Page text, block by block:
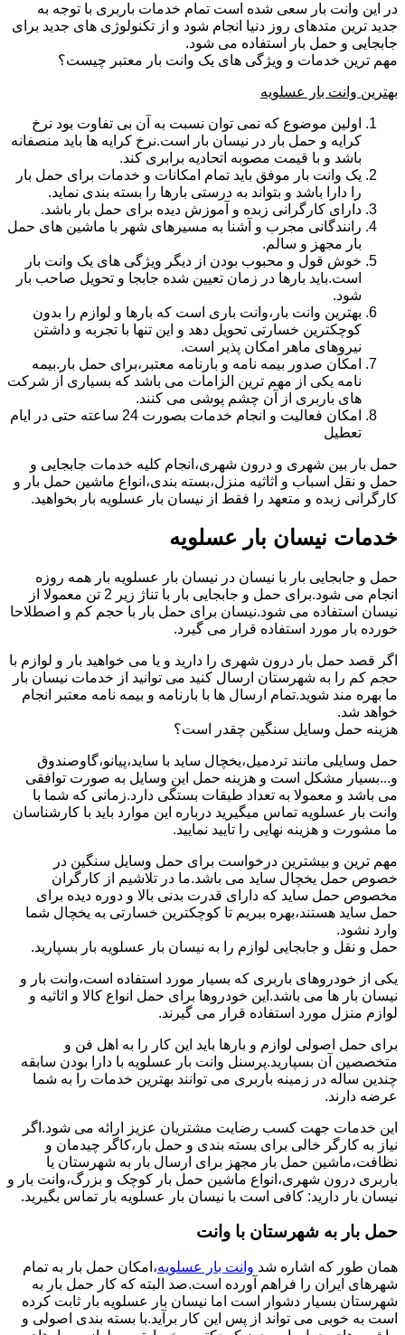
در این وانت بار سعی شده است تمام خدمات باربری با توجه به
جدید ترین متدهای روز دنیا انجام شود و از تکنولوژی های جدید برای
جابجایی و حمل بار استفاده می شود.
مهم ترین خدمات و ویژگی های یک وانت بار معتبر چیست؟
بهترین وانت بار عسلویه
اولین موضوع که نمی توان نسبت به آن بی تفاوت بود نرخ
کرایه و حمل بار در نیسان بار است.نرخ کرایه ها باید منصفانه
باشد و با قیمت مصوبه اتحادیه برابری کند.
یک وانت بار موفق باید تمام امکانات و خدمات برای حمل بار
را دارا باشد و بتواند به درستی بارها را بسته بندی نماید.
دارای کارگرانی زبده و آموزش دیده برای حمل بار باشد.
رانندگانی مجرب و آشنا به مسیرهای شهر با ماشین های حمل
بار مجهز و سالم.
خوش قول و محبوب بودن از دیگر ویژگی های یک وانت بار
است.باید بارها در زمان تعیین شده جابجا و تحویل صاحب بار
شود.
بهترین وانت بار،وانت باری است که بارها و لوازم را بدون
کوچکترین خسارتی تحویل دهد و این تنها با تجربه و داشتن
نیروهای ماهر امکان پذیر است.
امکان صدور بیمه نامه و بارنامه معتبر،برای حمل بار.بیمه
نامه یکی از مهم ترین الزامات می باشد که بسیاری از شرکت
های باربری از آن چشم پوشی می کنند.
امکان فعالیت و انجام خدمات بصورت 24 ساعته حتی در ایام
تعطیل
حمل بار بین شهری و درون شهری،انجام کلیه خدمات جابجایی و
حمل و نقل اسباب و اثاثیه منزل،بسته بندی،انواع ماشین حمل بار و
کارگرانی زبده و متعهد را فقط از نیسان بار عسلویه بار بخواهید.
خدمات نیسان بار عسلویه
حمل و جابجایی بار با نیسان در نیسان بار عسلویه بار همه روزه
انجام می شود.برای حمل و جابجایی بار با تناژ زیر 2 تن معمولا از
نیسان استفاده می شود.نیسان برای حمل بار با حجم کم و اصطلاحا
خورده بار مورد استفاده قرار می گیرد.
اگر قصد حمل بار درون شهری را دارید و یا می خواهید بار و لوازم با
حجم کم را به شهرستان ارسال کنید می توانید از خدمات نیسان بار
ما بهره مند شوید.تمام ارسال ها با بارنامه و بیمه نامه معتبر انجام
خواهد شد.
هزینه حمل وسایل سنگین چقدر است؟
حمل وسایلی مانند تردمیل،یخچال ساید با ساید،پیانو،گاوصندوق
و...بسیار مشکل است و هزینه حمل این وسایل به صورت توافقی
می باشد و معمولا به تعداد طبقات بستگی دارد.زمانی که شما با
وانت بار عسلویه تماس میگیرید درباره این موارد باید با کارشناسان
ما مشورت و هزینه نهایی را تایید نمایید.
مهم ترین و بیشترین درخواست برای حمل وسایل سنگین در
خصوص حمل یخچال ساید می باشد.ما در تلاشیم از کارگران
مخصوص حمل ساید که دارای قدرت بدنی بالا و دوره دیده برای
حمل ساید هستند،بهره ببریم تا کوچکترین خسارتی به یخچال شما
وارد نشود.
حمل و نقل و جابجایی لوازم را به نیسان بار عسلویه بار بسپارید.
یکی از خودروهای باربری که بسیار مورد استفاده است،وانت بار و
نیسان بار ها می باشد.این خودروها برای حمل انواع کالا و اثاثیه و
لوازم منزل مورد استفاده قرار می گیرند.
برای حمل اصولی لوازم و بارها باید این کار را به اهل فن و
متخصصین آن بسپارید.پرسنل وانت بار عسلویه با دارا بودن سابقه
چندین ساله در زمینه باربری می توانند بهترین خدمات را به شما
عرضه دارند.
این خدمات جهت کسب رضایت مشتریان عزیز ارائه می شود.اگر
نیاز به کارگر خالی برای بسته بندی و حمل بار،کاگر چیدمان و
نظافت،ماشین حمل بار مجهز برای ارسال بار به شهرستان یا
باربری درون شهری،انواع ماشین حمل بار کوچک و بزرگ،وانت بار و
نیسان بار دارید: کافی است با نیسان بار عسلویه بار تماس بگیرید.
حمل بار به شهرستان با وانت
همان طور که اشاره شد وانت بار عسلویه،امکان حمل بار به تمام
شهرهای ایران را فراهم آورده است.صد البته که کار حمل بار به
شهرستان بسیار دشوار است اما نیسان بار عسلویه بار ثابت کرده
است به خوبی می تواند از پس این کار برآید.با بسته بندی اصولی و